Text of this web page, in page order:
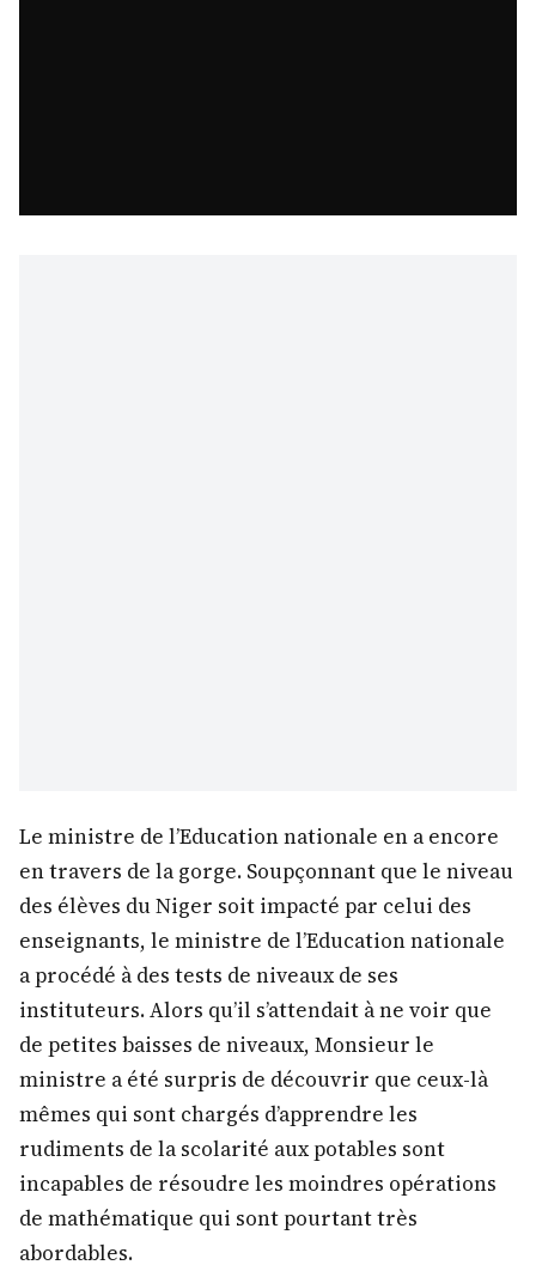
Le ministre de l’Education nationale en a encore
en travers de la gorge. Soupçonnant que le niveau
des élèves du Niger soit impacté par celui des
enseignants, le ministre de l’Education nationale
a procédé à des tests de niveaux de ses
instituteurs. Alors qu’il s’attendait à ne voir que
de petites baisses de niveaux, Monsieur le
ministre a été surpris de découvrir que ceux-là
mêmes qui sont chargés d’apprendre les
rudiments de la scolarité aux potables sont
incapables de résoudre les moindres opérations
de mathématique qui sont pourtant très
abordables.